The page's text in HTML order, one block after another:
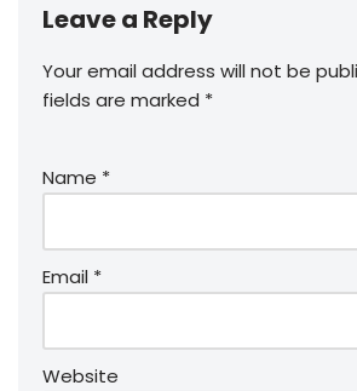
Leave a Reply
Your email address will not be
fields are marked *
Name *
Email *
Website